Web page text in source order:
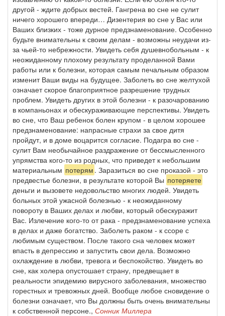
другой - ждите добрых вестей. Гангрена во сне не сулит
ничего хорошего впереди… Дизентерия во сне у Вас или
Ваших близких - тоже дурное предзнаменование. Особенно
будьте внимательны к своим делам - возможны неудачи из-
за чьей-то небрежности. Увидеть себя душевнобольным - к
неожиданному плохому результату проделанной Вами
работы или к болезни, которая самым печальным образом
изменит Ваши виды на будущее. Заболеть во сне желтухой
означает скорое благоприятное разрешение трудных
проблем. Увидеть других в этой болезни - к разочарованию
в компаньонах и обескураживающие перспективы. Увидеть
во сне, что Ваш ребенок болен крупом - в целом хорошее
предзнаменование: напрасные страхи за свое дитя
пройдут, и в доме воцарится согласие. Подагра во сне -
сулит Вам необычайное раздражение от бессмысленного
упрямства кого-то из родных, что приведет к небольшим
материальным потерям . Заразиться во сне проказой - это
предвестье болезни, в результате которой Вы потеряете
деньги и вызовете недовольство многих людей. Увидеть
больных этой ужасной болезнью - к неожиданному
повороту в Ваших делах и любви, который обескуражит
Вас. Излечение кого-то от рака - предзнаменование успеха
в делах и даже богатство. Заболеть раком - к ссоре с
любимым существом. После такого сна человек может
впасть в депрессию и запустить свои дела. Возможно
охлаждение в любви, тревога и беспокойство. Увидеть во
сне, как холера опустошает страну, предвещает в
реальности эпидемию вирусного заболевания, множество
горестных и тревожных дней. Вообще любое сновидение о
болезни означает, что Вы должны быть очень внимательны
к собственной персоне., Сонник Миллера